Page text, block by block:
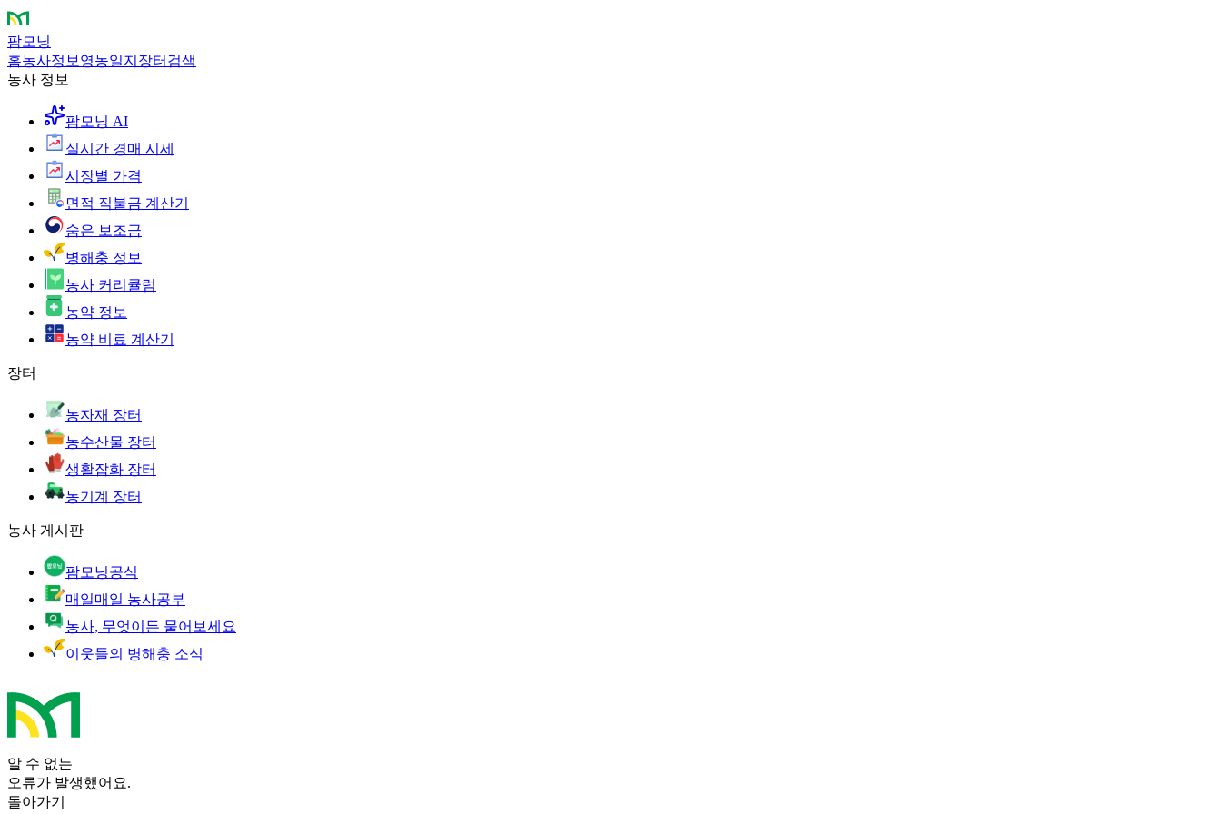
팜모닝
홈농사정보 영농일지 장터 검색
농사 정보
팜모닝 AI
실시간 경매 시세
시장별 가격
면적 직불금 계산기
숨은 보조금
병해충 정보
농사 커리큘럼
농약 정보
농약 비료 계산기
장터
농자재 장터
농수산물 장터
생활잡화 장터
농기계 장터
농사 게시판
팜모닝공식
매일매일 농사공부
농사, 무엇이든 물어보세요
이웃들의 병해충 소식
알 수 없는
오류가 발생했어요.
돌아가기